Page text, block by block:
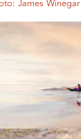
James Winegar